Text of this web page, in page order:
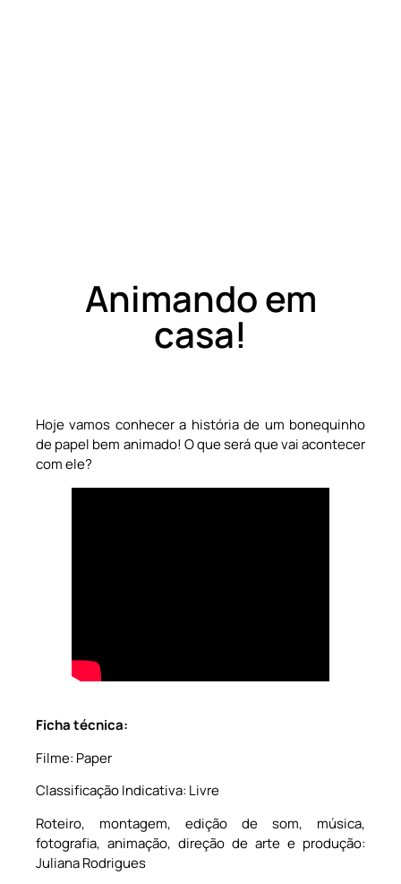
Animando em
casa!
Hoje vamos conhecer a história de um bonequinho
de papel bem animado! O que será que vai acontecer
com ele?
Ficha técnica:
Filme: Paper
Classificação Indicativa: Livre
Roteiro, montagem, edição de som, música,
fotografia, animação, direção de arte e produção:
Juliana Rodrigues